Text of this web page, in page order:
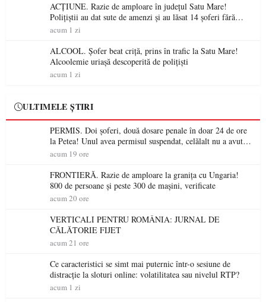
ACȚIUNE. Razie de amploare în județul Satu Mare!
Polițiștii au dat sute de amenzi și au lăsat 14 șoferi fără
permis într-o singură zi
acum 1 zi
ALCOOL. Șofer beat criță, prins în trafic la Satu Mare!
Alcoolemie uriașă descoperită de polițiști
acum 1 zi
ULTIMELE ȘTIRI
PERMIS. Doi șoferi, două dosare penale în doar 24 de ore
la Petea! Unul avea permisul suspendat, celălalt nu a avut
niciodată permis
acum 19 ore
FRONTIERĂ. Razie de amploare la granița cu Ungaria!
800 de persoane și peste 300 de mașini, verificate
acum 20 ore
VERTICALI PENTRU ROMÂNIA: JURNAL DE
CĂLĂTORIE FIJET
acum 21 ore
Ce caracteristici se simt mai puternic într-o sesiune de
distracție la sloturi online: volatilitatea sau nivelul RTP?
acum 1 zi